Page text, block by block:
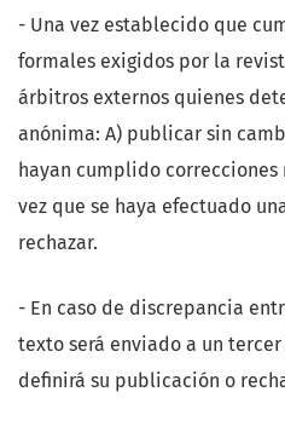
- Una vez establecido que
formales exigidos por la
árbitros externos quienes
anónima: A) publicar sin
hayan cumplido correcciones
vez que se haya efectuado
rechazar.
- En caso de discrepancia
texto será enviado a un
definirá su publicación o